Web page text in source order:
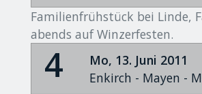
Familienfrühstück bei Linde,
abends auf Winzerfesten.
4
Mo, 13. Juni 2011
Enkirch - Mayen -